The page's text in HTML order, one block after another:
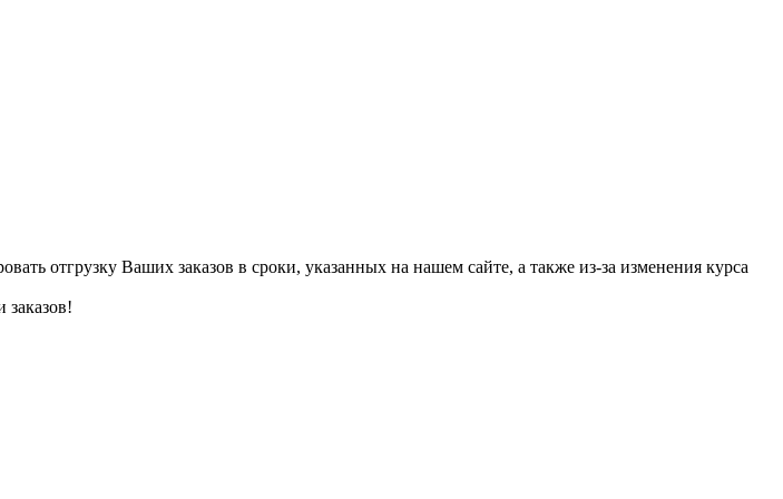
отгрузку Ваших заказов в сроки, указанных на нашем сайте, а также из-за изменения курса